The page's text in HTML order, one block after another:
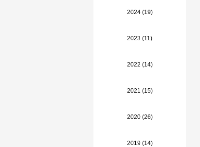
2024 (19)
2023 (11)
2022 (14)
2021 (15)
2020 (26)
2019 (14)